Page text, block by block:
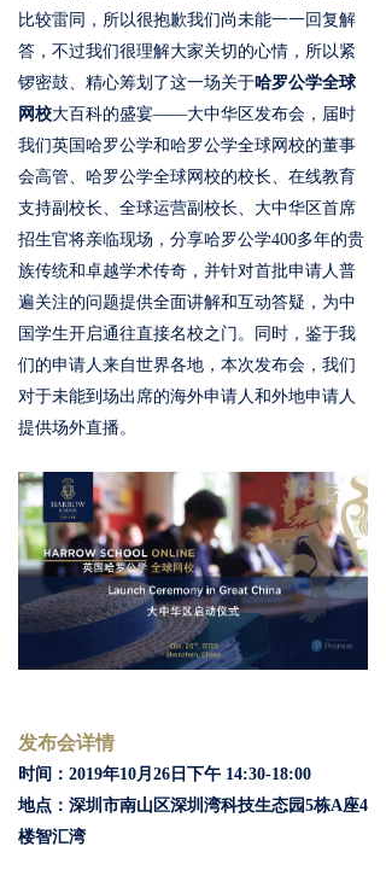
比较雷同，所以很抱歉我们尚未能一一回复解
答，不过我们很理解大家关切的心情，所以紧
锣密鼓、精心筹划了这一场关于哈罗公学全球
网校大百科的盛宴——大中华区发布会，届时
我们英国哈罗公学和哈罗公学全球网校的董事
会高管、哈罗公学全球网校的校长、在线教育
支持副校长、全球运营副校长、大中华区首席
招生官将亲临现场，分享哈罗公学400多年的贵
族传统和卓越学术传奇，并针对首批申请人普
遍关注的问题提供全面讲解和互动答疑，为中
国学生开启通往直接名校之门。同时，鉴于我
们的申请人来自世界各地，本次发布会，我们
对于未能到场出席的海外申请人和外地申请人
提供场外直播。
发布会详情
时间：2019年10月26日下午 14:30-18:00
地点：深圳市南山区深圳湾科技生态园5栋A座4
楼智汇湾